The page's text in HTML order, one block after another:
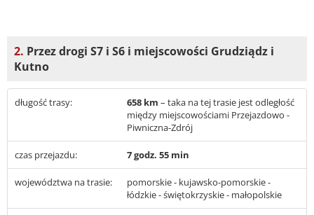
2. Przez drogi S7 i S6 i miejscowości Grudziądz i
Kutno
długość trasy: 658 km – taka na tej trasie jest odległość
między miejscowościami Przejazdowo -
Piwniczna-Zdrój
czas przejazdu: 7 godz. 55 min
województwa na trasie:
pomorskie - kujawsko-pomorskie -
łódzkie - świętokrzyskie - małopolskie